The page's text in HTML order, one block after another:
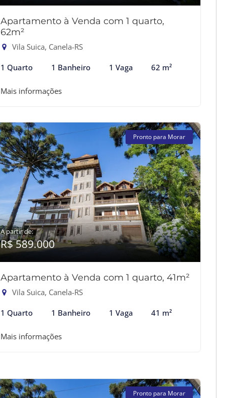
Apartamento à Venda com 1 quarto,
62m²
Vila Suica, Canela-RS
1 Quarto 1 Banheiro 1 Vaga 62 m²
Mais informações
Pronto para Morar
A partir de:
R$ 589.000
Apartamento à Venda com 1 quarto, 41m²
Vila Suica, Canela-RS
1 Quarto 1 Banheiro 1 Vaga 41 m²
Mais informações
Pronto para Morar